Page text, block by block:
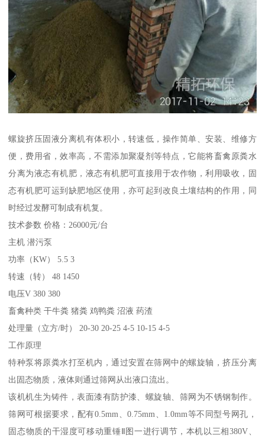
螺旋挤压固液分离机有体积小，转速低，操作简单、安装、维修方
便，费用省，效率高，不需添加聚凝剂等特点，它能将畜禽原粪水
分离为液态有机肥，液态有机肥可直接用于农作物，利用吸收，固
态有机肥可运到缺肥地区使用，亦可起到改良土壤结构的作用，同
时经过发酵可制成有机复。
技术参数 价格：26000元/台
主机 潜污泵
功率（KW） 5.5 3
转速（转） 48 1450
电压V 380 380
畜禽种类 干牛粪 猪粪 鸡鸭粪 沼液 药渣
处理量（立方/时） 20-30 20-25 4-5 10-15 4-5
工作原理
特种泵将原粪水打至机内，通过安置在筛网中的螺旋轴，挤压分离
出固态物质，液体则通过筛网从出液口流出。
该机机生为铸件，表面漆有防护漆、螺旋轴、筛网为不锈钢制作。
筛网可根据要求，配有0.5mm、0.75mm、1.0mm等不同型号网孔，
固态物质的干湿度可移动重锤Ⅱ图一进行调节，本机以三相380V、